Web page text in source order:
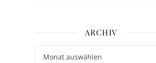
ARCHIV